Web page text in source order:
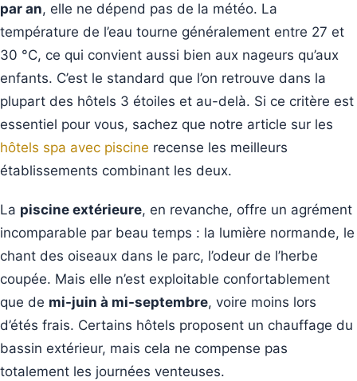
par an, elle ne dépend pas de la météo. La
température de l’eau tourne généralement entre 27 et
30 °C, ce qui convient aussi bien aux nageurs qu’aux
enfants. C’est le standard que l’on retrouve dans la
plupart des hôtels 3 étoiles et au-delà. Si ce critère est
essentiel pour vous, sachez que notre article sur les
hôtels spa avec piscine recense les meilleurs
établissements combinant les deux.
La piscine extérieure, en revanche, offre un agrément
incomparable par beau temps : la lumière normande, le
chant des oiseaux dans le parc, l’odeur de l’herbe
coupée. Mais elle n’est exploitable confortablement
que de mi-juin à mi-septembre, voire moins lors
d’étés frais. Certains hôtels proposent un chauffage du
bassin extérieur, mais cela ne compense pas
totalement les journées venteuses.